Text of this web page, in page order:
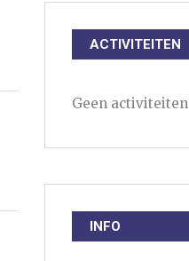
ACTIVITEITEN
Geen activiteiten
INFO